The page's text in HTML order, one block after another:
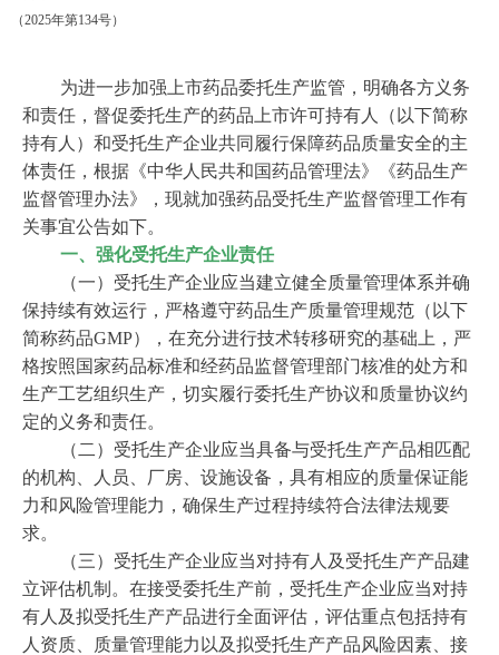
（2025年第134号）
为进一步加强上市药品委托生产监管，明确各方义务
和责任，督促委托生产的药品上市许可持有人（以下简称
持有人）和受托生产企业共同履行保障药品质量安全的主
体责任，根据《中华人民共和国药品管理法》《药品生产
监督管理办法》，现就加强药品受托生产监督管理工作有
关事宜公告如下。
一、强化受托生产企业责任
（一）受托生产企业应当建立健全质量管理体系并确
保持续有效运行，严格遵守药品生产质量管理规范（以下
简称药品GMP），在充分进行技术转移研究的基础上，严
格按照国家药品标准和经药品监督管理部门核准的处方和
生产工艺组织生产，切实履行委托生产协议和质量协议约
定的义务和责任。
（二）受托生产企业应当具备与受托生产产品相匹配
的机构、人员、厂房、设施设备，具有相应的质量保证能
力和风险管理能力，确保生产过程持续符合法律法规要
求。
（三）受托生产企业应当对持有人及受托生产产品建
立评估机制。在接受委托生产前，受托生产企业应当对持
有人及拟受托生产产品进行全面评估，评估重点包括持有
人资质、质量管理能力以及拟受托生产产品风险因素、接